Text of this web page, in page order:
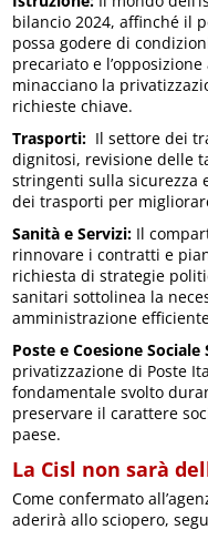
bilancio 2024, affinché il
possa godere di
precariato e
minacciano la
richieste chiave.
Trasporti: Il settore dei
dignitosi, revisione delle
stringenti sulla sicurezza
dei trasporti per
Sanità e Servizi: Il
rinnovare i contratti e
richiesta di strategie
sanitari sottolinea la
amministrazione
Poste e Coesione Sociale
privatizzazione di Poste
fondamentale svolto
preservare il carattere
paese.
La Cisl non sarà
Come confermato
aderirà allo sciopero,